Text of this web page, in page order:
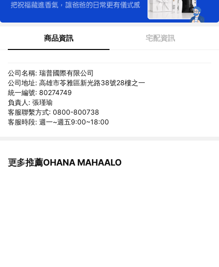
商品資訊 宅配資訊
公司名稱: 瑞普國際有限公司
公司地址: 高雄市苓雅區新光路38號28樓之一
統一編號: 80274749
負責人: 張瑾瑜
客服聯繫方式: 0800-800738
客服時段: 週一~週五9:00~18:00
更多推薦OHANA MAHAALO
看更多